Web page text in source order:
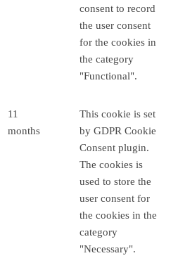
consent to record
the user consent
for the cookies in
the category
"Functional".
11
months
This cookie is set
by GDPR Cookie
Consent plugin.
The cookies is
used to store the
user consent for
the cookies in the
category
"Necessary".